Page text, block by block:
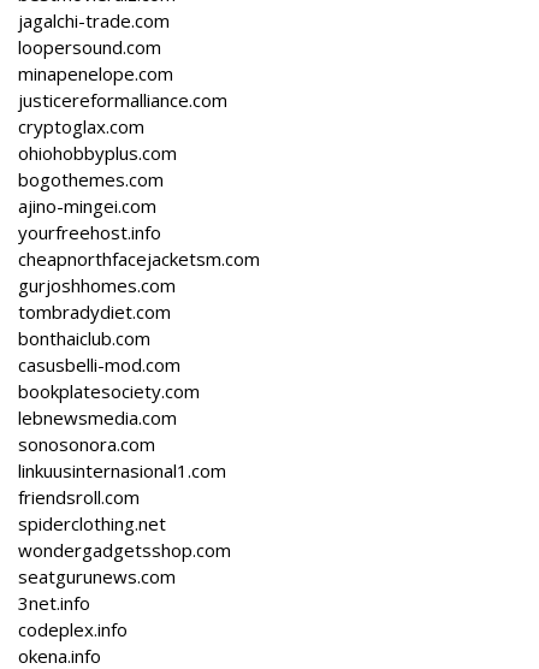
jagalchi-trade.com
loopersound.com
minapenelope.com
justicereformalliance.com
cryptoglax.com
ohiohobbyplus.com
bogothemes.com
ajino-mingei.com
yourfreehost.info
cheapnorthfacejacketsm.com
gurjoshhomes.com
tombradydiet.com
bonthaiclub.com
casusbelli-mod.com
bookplatesociety.com
lebnewsmedia.com
sonosonora.com
linkuusinternasional1.com
friendsroll.com
spiderclothing.net
wondergadgetsshop.com
seatgurunews.com
3net.info
codeplex.info
okena.info